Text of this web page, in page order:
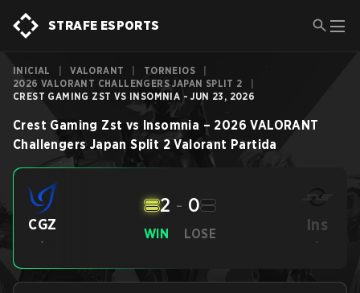
STRAFE ESPORTS
INICIAL VALORANT TORNEIOS
2026 VALORANT CHALLENGERS JAPAN SPLIT 2
CREST GAMING ZST VS INSOMNIA - JUN 23, 2026
Crest Gaming Zst vs Insomnia – 2026 VALORANT
Challengers Japan Split 2 Valorant Partida
CGZ
-
WIN
2 - 0
LOSE Ins
-